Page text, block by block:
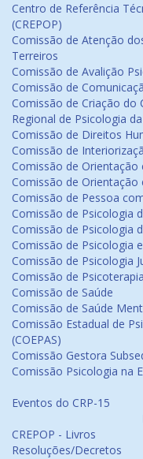
Centro de Referência
(CREPOP)
Comissão de Atenção
Terreiros
Comissão de Avalição
Comissão de
Comissão de Criação do
Regional de Psicologia
Comissão de Direitos
Comissão de
Comissão de Orientação
Comissão de Orientação
Comissão de Pessoa
Comissão de Psicologia
Comissão de Psicologia
Comissão de Psicologia
Comissão de Psicologia
Comissão de Psicoterapia
Comissão de Saúde
Comissão de Saúde
Comissão Estadual de
(COEPAS)
Comissão Gestora
Comissão Psicologia na
Eventos do CRP-15
CREPOP - Livros
Resoluções/Decretos